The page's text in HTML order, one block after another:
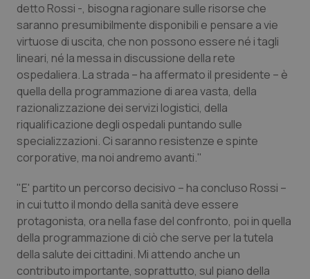
Quotidiano Chirurgia
Quotidiano Oncologia
Quotidiano Pediatria
Rene & patologie urogenitali
Salute orale & impianti
Sangue & coagulazione
Tiroide
Tumore al seno
detto Rossi -, bisogna ragionare sulle risorse che
saranno presumibilmente disponibili e pensare a vie
virtuose di uscita, che non possono essere né i tagli
lineari, né la messa in discussione della rete
ospedaliera. La strada – ha affermato il presidente – è
quella della programmazione di area vasta, della
razionalizzazione dei servizi logistici, della
riqualificazione degli ospedali puntando sulle
specializzazioni. Ci saranno resistenze e spinte
corporative, ma noi andremo avanti."
"E' partito un percorso decisivo – ha concluso Rossi –
in cui tutto il mondo della sanità deve essere
protagonista, ora nella fase del confronto, poi in quella
della programmazione di ciò che serve per la tutela
della salute dei cittadini. Mi attendo anche un
contributo importante, soprattutto, sul piano della